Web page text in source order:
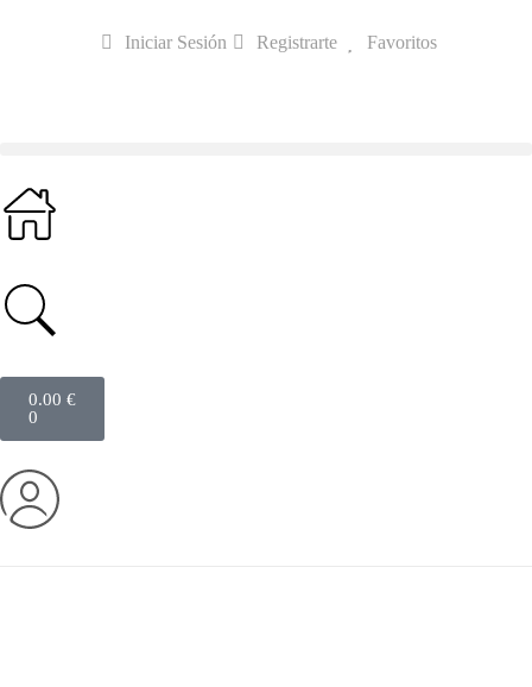
Iniciar Sesión Registrarte Favoritos
0.00 €
0